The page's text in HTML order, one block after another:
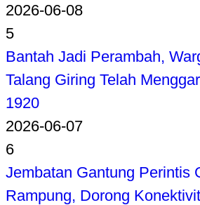
2026-06-08
5
Bantah Jadi Perambah,
Talang Giring Telah
1920
2026-06-07
6
Jembatan Gantung Perintis
Rampung, Dorong